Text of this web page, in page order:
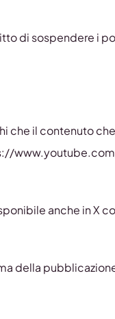
di sospendere i
che il contenuto
anche in X
della